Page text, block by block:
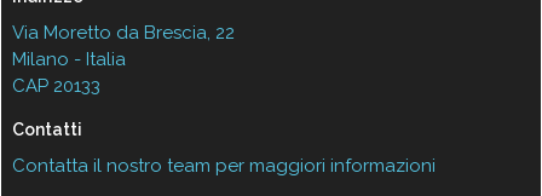
Via Moretto da Brescia, 22
Milano - Italia
CAP 20133
Contatti
Contatta il nostro team per maggiori informazioni